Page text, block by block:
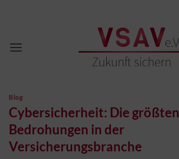
Blog
Cybersicherheit: Die größten
Bedrohungen in der
Versicherungsbranche